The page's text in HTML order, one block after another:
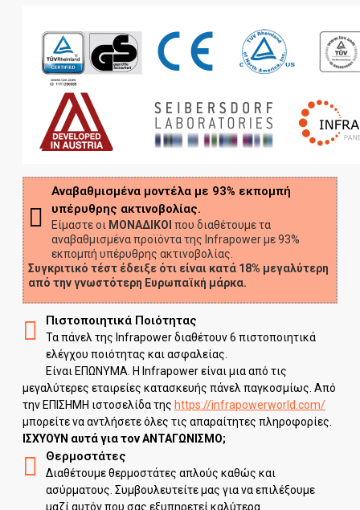
Αναβαθμισμένα μοντέλα με 93% εκπομπή
υπέρυθρης ακτινοβολίας.
Είμαστε οι ΜΟΝΑΔΙΚΟΙ που διαθέτουμε τα
αναβαθμισμένα προϊόντα της Infrapower με 93%
εκπομπή υπέρυθρης ακτινοβολίας.
Συγκριτικό τέστ έδειξε ότι είναι κατά 18% μεγαλύτερη
από την γνωστότερη Ευρωπαϊκή μάρκα.
Πιστοποιητικά Ποιότητας
Τα πάνελ της Infrapower διαθέτουν 6 πιστοποιητικά
ελέγχου ποιότητας και ασφαλείας.
Είναι ΕΠΩΝΥΜΑ. Η Infrapower είναι μια από τις
μεγαλύτερες εταιρείες κατασκευής πάνελ παγκοσμίως. Από
την ΕΠΙΣΗΜΗ ιστοσελίδα της https://infrapowerworld.com/
μπορείτε να αντλήσετε όλες τις απαραίτητες πληροφορίες.
ΙΣΧΥΟΥΝ αυτά για τον ΑΝΤΑΓΩΝΙΣΜΟ;
Θερμοστάτες
Διαθέτουμε θερμοστάτες απλούς καθώς και
ασύρματους. Συμβουλευτείτε μας για να επιλέξουμε
μαζί αυτόν που σας εξυπηρετεί καλύτερα.